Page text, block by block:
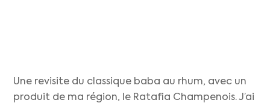
Une revisite du classique baba au rhum, avec un
produit de ma région, le Ratafia Champenois. J’ai